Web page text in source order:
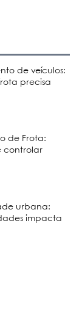
de veículos:
precisa
de Frota:
controlar
urbana:
impacta